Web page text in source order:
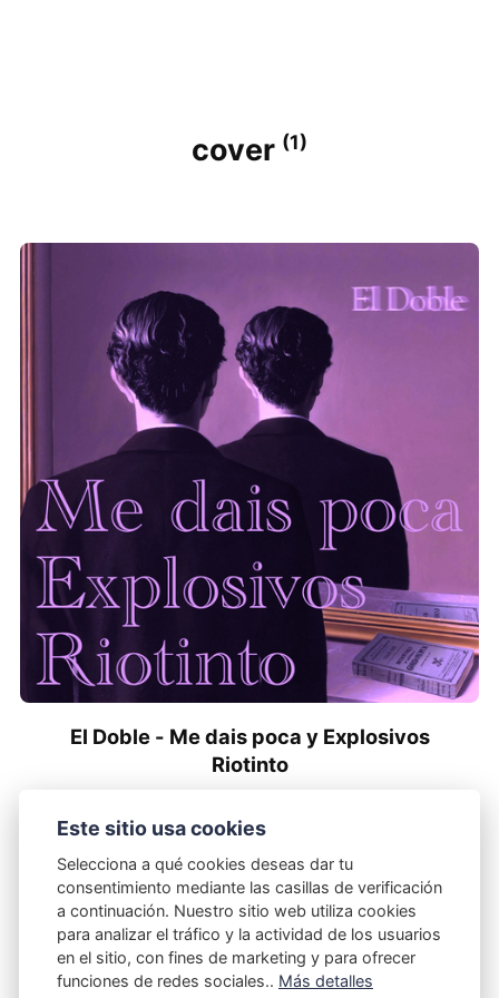
cover (1)
El Doble - Me dais poca y Explosivos
Riotinto
Este sitio usa cookies
Selecciona a qué cookies deseas dar tu
consentimiento mediante las casillas de verificación
a continuación. Nuestro sitio web utiliza cookies
para analizar el tráfico y la actividad de los usuarios
en el sitio, con fines de marketing y para ofrecer
funciones de redes sociales.. Más detalles